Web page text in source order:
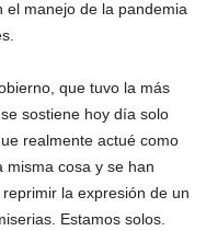
el manejo de la pandemia
que tuvo la más
sostiene hoy día solo
realmente actué como
misma cosa y se han
la expresión de un
Estamos solos.